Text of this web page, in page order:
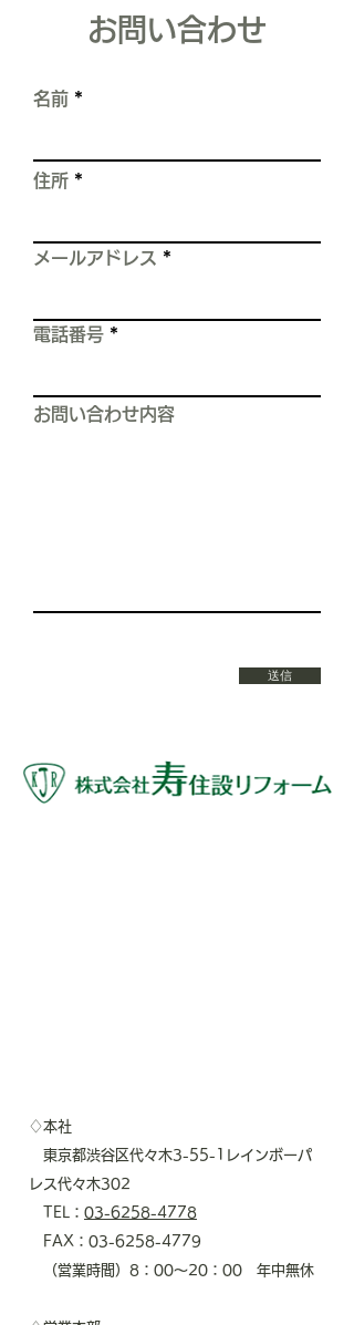
す。 長くなりますが、私の
職人としての経験をお話しし
屋根の塗装工事をしていた時
る、 住まいの中でとても重
――
​お問い合わせ
名前
住所
メールアドレス
電話番号
お問い合わせ内容
送信
♢本社
東京都渋谷区代々木3-55-1レインボーパ
レス代々木302
TEL： 03-6258-4778
FAX：03-6258-4779
（営業時間）8：00～20：00 年中無休